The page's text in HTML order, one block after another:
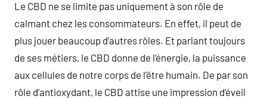
Le CBD ne se limite pas uniquement à son rôle de
calmant chez les consommateurs. En effet, il peut de
plus jouer beaucoup d’autres rôles. Et parlant toujours
de ses métiers, le CBD donne de l’énergie, la puissance
aux cellules de notre corps de l’être humain. De par son
rôle d’antioxydant, le CBD attise une impression d’éveil